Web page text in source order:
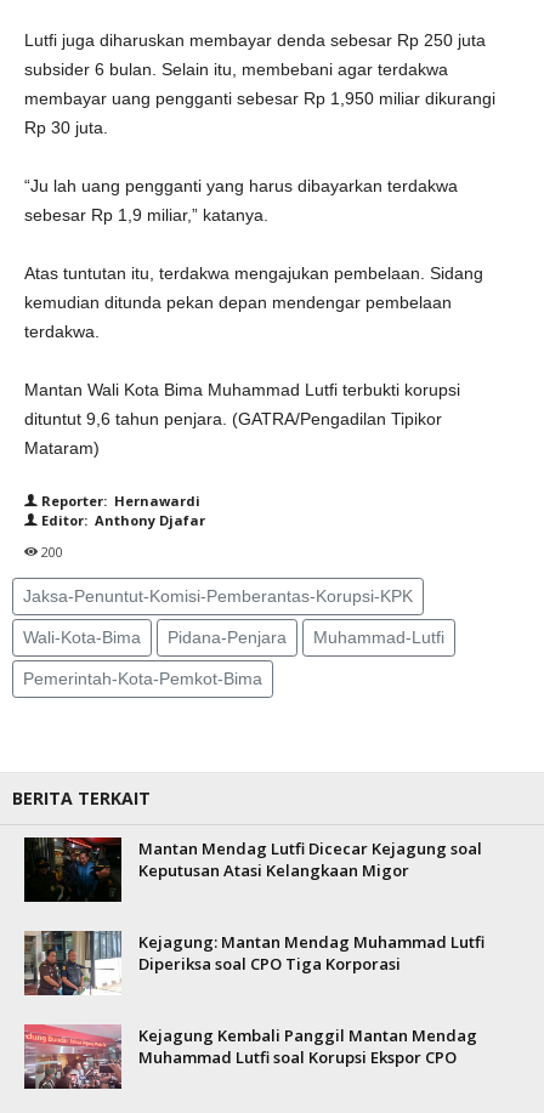
Lutfi juga diharuskan membayar denda sebesar Rp 250 juta
subsider 6 bulan. Selain itu, membebani agar terdakwa
membayar uang pengganti sebesar Rp 1,950 miliar dikurangi
Rp 30 juta.
“Ju lah uang pengganti yang harus dibayarkan terdakwa
sebesar Rp 1,9 miliar,” katanya.
Atas tuntutan itu, terdakwa mengajukan pembelaan. Sidang
kemudian ditunda pekan depan mendengar pembelaan
terdakwa.
Mantan Wali Kota Bima Muhammad Lutfi terbukti korupsi
dituntut 9,6 tahun penjara. (GATRA/Pengadilan Tipikor
Mataram)
Reporter: Hernawardi
Editor: Anthony Djafar
200
Jaksa-Penuntut-Komisi-Pemberantas-Korupsi-KPK
Wali-Kota-Bima Pidana-Penjara Muhammad-Lutfi
Pemerintah-Kota-Pemkot-Bima
BERITA TERKAIT
Mantan Mendag Lutfi Dicecar Kejagung soal
Keputusan Atasi Kelangkaan Migor
Kejagung: Mantan Mendag Muhammad Lutfi
Diperiksa soal CPO Tiga Korporasi
Kejagung Kembali Panggil Mantan Mendag
Muhammad Lutfi soal Korupsi Ekspor CPO